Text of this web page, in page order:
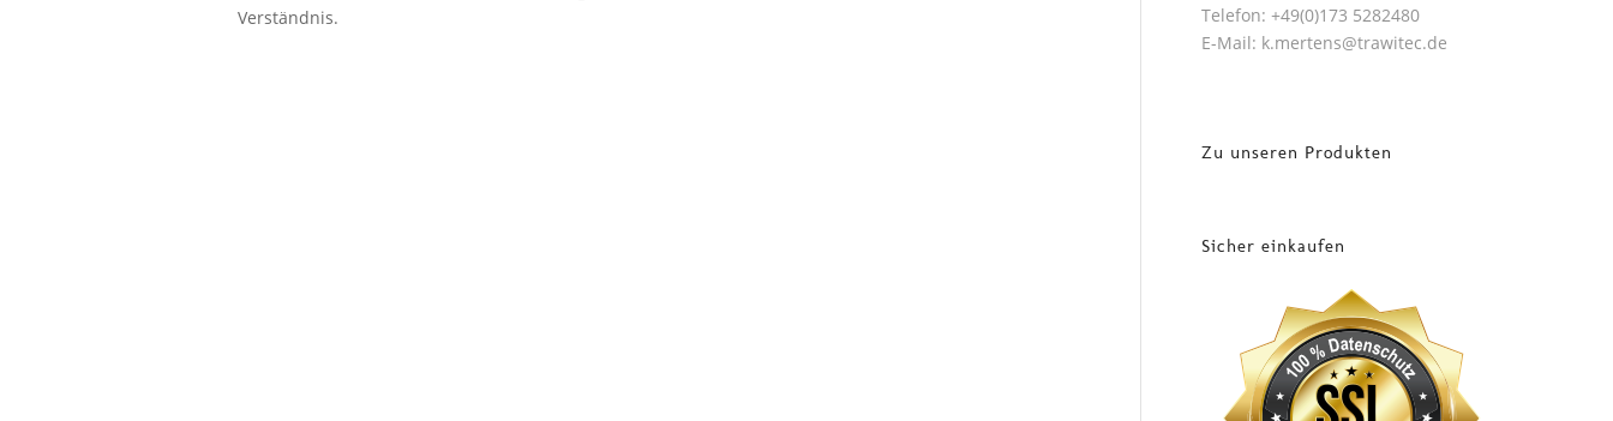
Verständnis.
Telefon: +49(0)173 5282480
E-Mail: k.mertens@trawitec.de
Zu unseren Produkten
Sicher einkaufen